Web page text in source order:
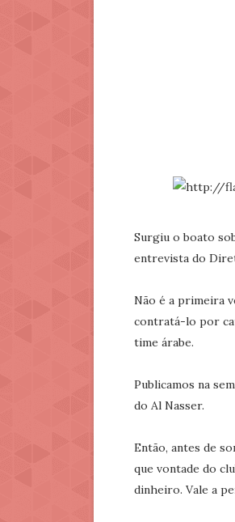
Surgiu o boato
entrevista do
Não é a primeira
contratá-lo por
time árabe.
Publicamos na
do Al Nasser.
Então, antes de
que vontade do
dinheiro. Vale a